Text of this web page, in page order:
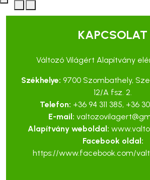
KAPCSOLAT
Változó Világért Alapítvány
Székhelye: 9700 Szombathely,
12/A fsz. 2.
Telefon: +36 94 311 385, +36
E-mail:
Alapítvány weboldal:
Facebook oldal:
https://www.facebook.com/